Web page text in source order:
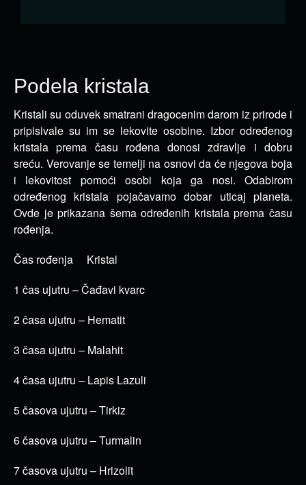
Podela kristala
Kristali su oduvek smatrani dragocenim darom iz prirode i
pripisivale su im se lekovite osobine. Izbor određenog
kristala prema času rođena donosi zdravlje i dobru
sreću. Verovanje se temelji na osnovi da će njegova boja
i lekovitost pomoći osobi koja ga nosi. Odabirom
određenog kristala pojačavamo dobar uticaj planeta.
Ovde je prikazana šema određenih kristala prema času
rođenja.
Čas rođenja Kristal
1 čas ujutru – Čađavi kvarc
2 časa ujutru – Hematit
3 časa ujutru – Malahit
4 časa ujutru – Lapis Lazuli
5 časova ujutru – Tirkiz
6 časova ujutru – Turmalin
7 časova ujutru – Hrizolit